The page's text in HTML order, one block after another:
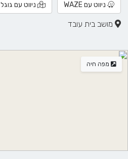
ניווט עם WAZE ניווט עם גוגל
מושב בית עובד
מפה חיה